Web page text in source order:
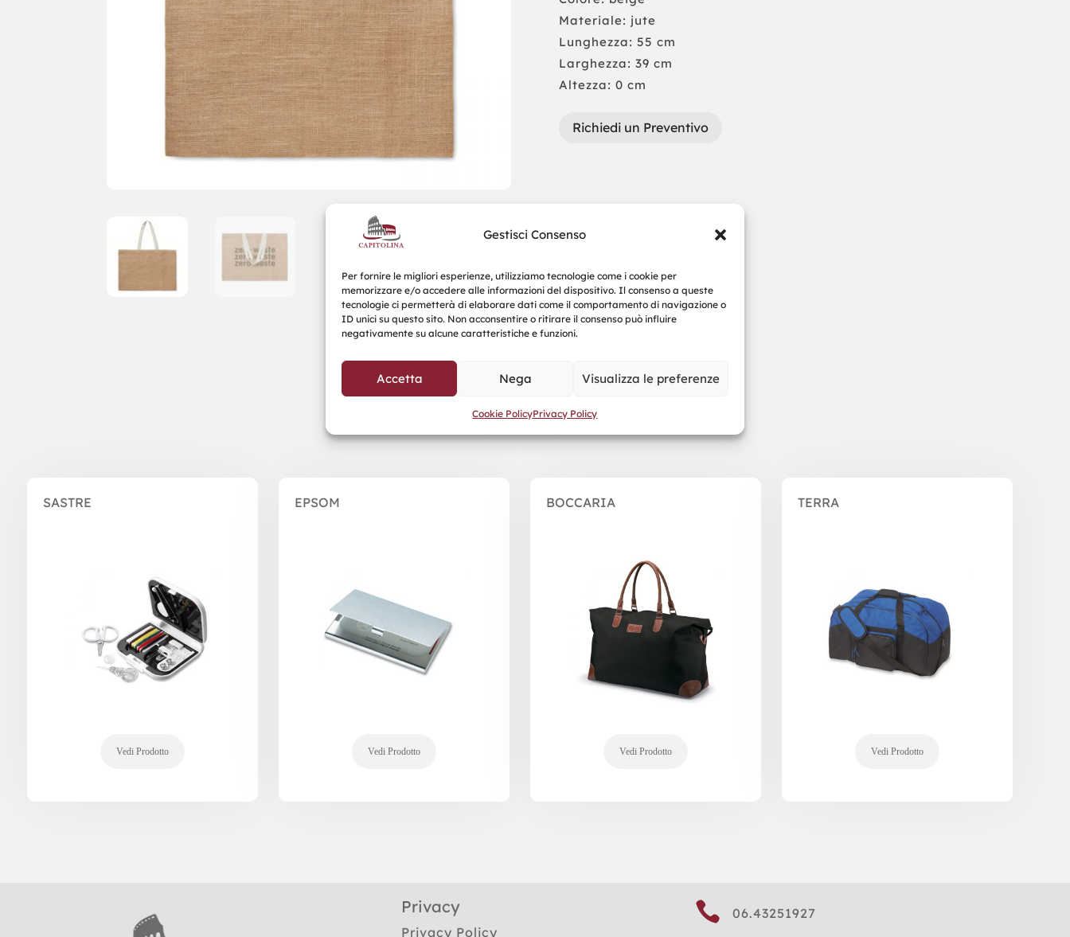
Gestisci Consenso
Per fornire le migliori esperienze, utilizziamo tecnologie come i cookie per
memorizzare e/o accedere alle informazioni del dispositivo. Il consenso a queste
tecnologie ci permetterà di elaborare dati come il comportamento di navigazione o
ID unici su questo sito. Non acconsentire o ritirare il consenso può influire
negativamente su alcune caratteristiche e funzioni.
Accetta Nega Visualizza le preferenze
Cookie PolicyPrivacy Policy
Materiale: jute
Lunghezza: 55 cm
Larghezza: 39 cm
Altezza: 0 cm
Richiedi un Preventivo
Prodotti correlati
SASTRE EPSOM BOCCARIA TERRA
Privacy
Privacy Policy
 06.43251927